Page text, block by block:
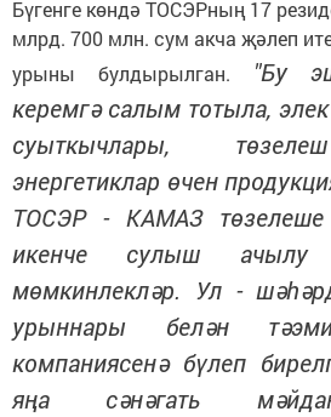
Бүгенге көндә ТОСЭРның 17
млрд. 700 млн. сум акча җәлеп
урыны булдырылган.
"Бу
керемгә салым тотыла,
суыткычлары,
энергетиклар өчен
ТОСЭР - КАМАЗ төзелеше
икенче сулыш
мөмкинлекләр. Ул -
урыннары белән
компаниясенә бүлеп
яңа сәнәгать